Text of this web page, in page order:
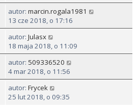
autor: marcin.rogala1981
13 cze 2018, o 17:16
autor: Julasx
18 maja 2018, o 11:09
autor: 509336520
4 mar 2018, o 11:56
autor: Frycek
25 lut 2018, o 09:35